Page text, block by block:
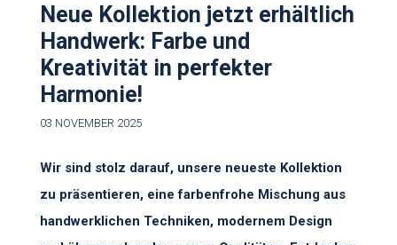
Neue Kollektion jetzt erhältlich
Handwerk: Farbe und
Kreativität in perfekter
Harmonie!
03 NOVEMBER 2025
Wir sind stolz darauf, unsere neueste Kollektion
zu präsentieren, eine farbenfrohe Mischung aus
handwerklichen Techniken, modernem Design